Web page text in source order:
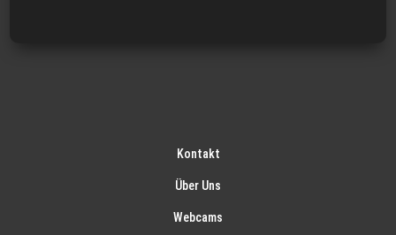
Kontakt
Über Uns
Webcams